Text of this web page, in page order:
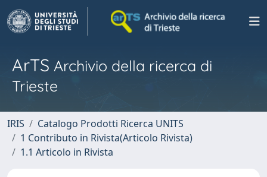
ArTS Archivio della ricerca di
Trieste
IRIS
Catalogo Prodotti Ricerca UNITS
1 Contributo in Rivista(Articolo Rivista)
1.1 Articolo in Rivista